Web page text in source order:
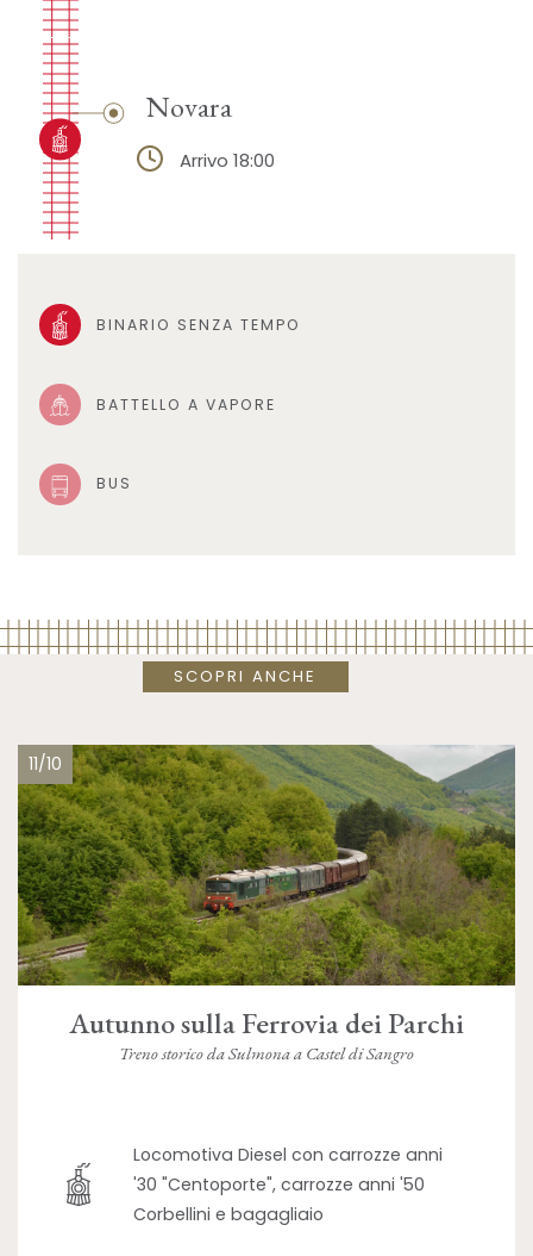
Novara
Arrivo 18:00
BINARIO SENZA TEMPO
BATTELLO A VAPORE
BUS
SCOPRI ANCHE
11/10
Autunno sulla Ferrovia dei Parchi
Treno storico da Sulmona a Castel di Sangro
Locomotiva Diesel con carrozze anni
'30 "Centoporte", carrozze anni '50
Corbellini e bagagliaio